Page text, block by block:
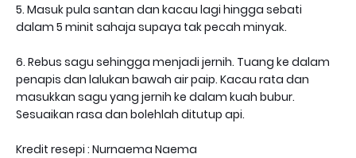
5. Masuk pula santan dan kacau lagi hingga sebati
dalam 5 minit sahaja supaya tak pecah minyak.
6. Rebus sagu sehingga menjadi jernih. Tuang ke dalam
penapis dan lalukan bawah air paip. Kacau rata dan
masukkan sagu yang jernih ke dalam kuah bubur.
Sesuaikan rasa dan bolehlah ditutup api.
Kredit resepi : Nurnaema Naema